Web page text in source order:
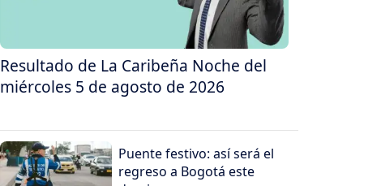
Resultado de La Caribeña Noche del
miércoles 5 de agosto de 2026
Puente festivo: así será el
regreso a Bogotá este